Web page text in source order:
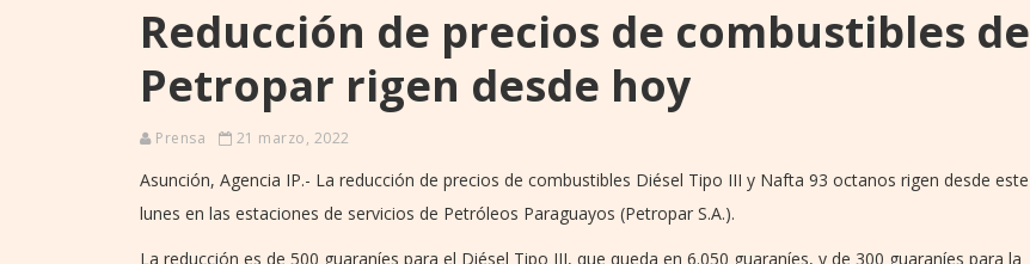
Reducción de precios de combustibles de
Petropar rigen desde hoy
Prensa 21 marzo, 2022
Asunción, Agencia IP.- La reducción de precios de combustibles Diésel Tipo III y Nafta 93 octanos rigen desde este
lunes en las estaciones de servicios de Petróleos Paraguayos (Petropar S.A.).
La reducción es de 500 guaraníes para el Diésel Tipo III, que queda en 6.050 guaraníes, y de 300 guaraníes para la